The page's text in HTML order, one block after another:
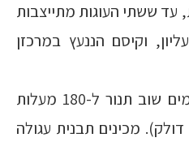
ששתי העוגות מתייצבות
וקיסם הננעץ במרכזן
8. להכנת הבראוניז: מחממים שוב תנור ל-180 מעלות
מכינים תבנית עגולה